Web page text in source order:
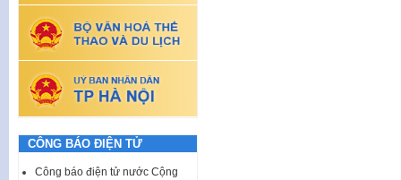
CÔNG BÁO ĐIỆN TỬ
Công báo điện tử nước Cộng